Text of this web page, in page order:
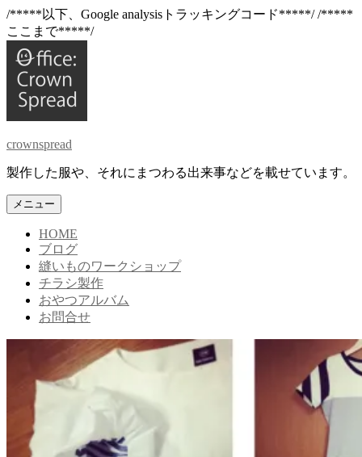
/*****以下、Google analysisトラッキングコード*****//*****
ここまで*****/
ン
テ
ス
キ
ッ
プ
crownspread
製作した服や、それにまつわる出来事などを載せています。
メニュー
HOME
ブログ
縫いものワークショップ
チラシ製作
おやつアルバム
お問合せ